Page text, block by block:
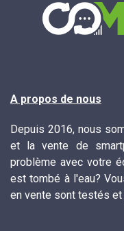
A propos de nous
Depuis 2016, nous
et la vente de
problème avec votre
est tombé à l'eau?
en vente sont testés